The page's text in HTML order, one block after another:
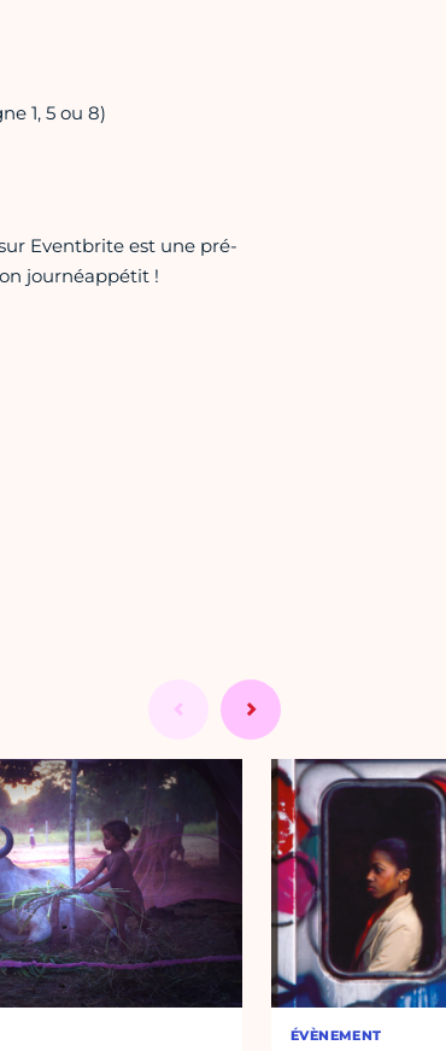
1, 5 ou 8)
Eventbrite est une pré-
journéappétit !
ÉVÈNEMENT